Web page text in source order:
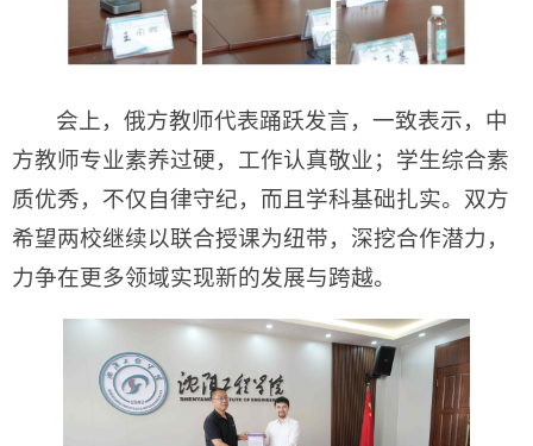
会上，俄方教师代表踊跃发言，一致表示，中
方教师专业素养过硬，工作认真敬业；学生综合素
质优秀，不仅自律守纪，而且学科基础扎实。双方
希望两校继续以联合授课为纽带，深挖合作潜力，
力争在更多领域实现新的发展与跨越。